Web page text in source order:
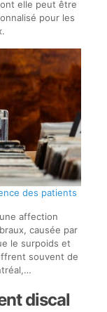
elle peut être
pour les
des patients
affection
causée par
le surpoids et
souvent de
discal